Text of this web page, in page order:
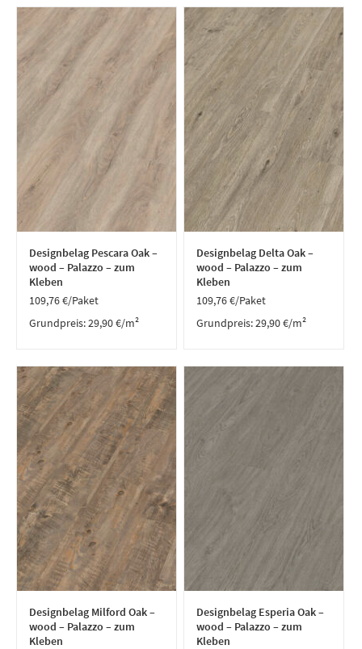
Designbelag Pescara Oak –
wood – Palazzo – zum
Kleben
109,76€/Paket
Grundpreis:29,90€/m²
Designbelag Delta Oak –
wood – Palazzo – zum
Kleben
109,76€/Paket
Grundpreis:29,90€/m²
Designbelag Milford Oak –
wood – Palazzo – zum
Kleben
Designbelag Esperia Oak –
wood – Palazzo – zum
Kleben